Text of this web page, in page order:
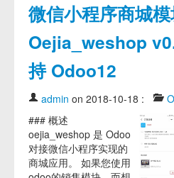
微信小程序商城
Oejia_weshop
持 Odoo12
admin on 2018-10-18 :
### 概述
oejia_weshop 是 Odoo
对接微信小程序实现的
商城应用。 如果您使用